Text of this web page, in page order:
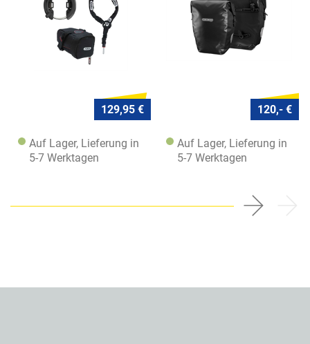
129,95 €
Auf Lager, Lieferung in
5-7 Werktagen
120,- €
Auf Lager, Lieferung in
5-7 Werktagen